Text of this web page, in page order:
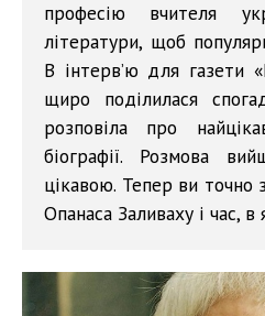
професію вчителя
літератури, щоб
В інтерв’ю для газети
щиро поділилася
розповіла про
біографії. Розмова
цікавою. Тепер ви точно
Опанаса Заливаху і час, в